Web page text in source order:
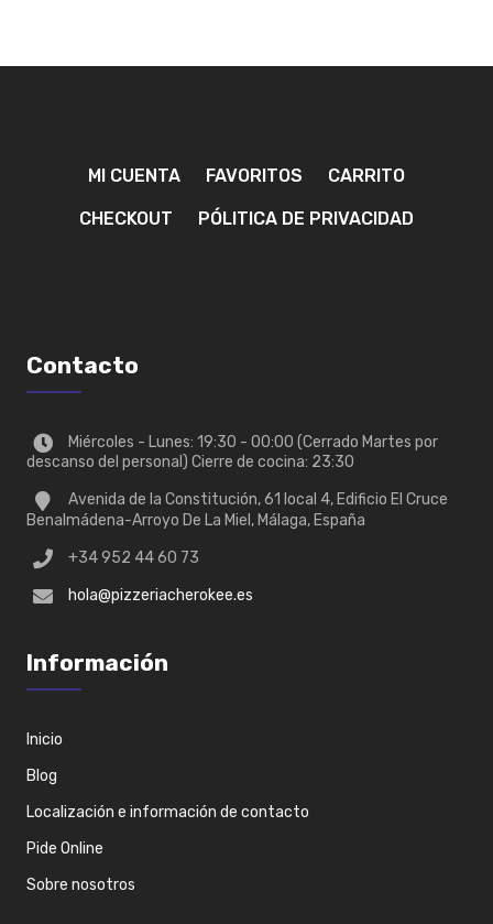
MI CUENTA FAVORITOS CARRITO
CHECKOUT PÓLITICA DE PRIVACIDAD
Contacto
Miércoles - Lunes: 19:30 - 00:00 (Cerrado Martes por
descanso del personal) Cierre de cocina: 23:30
Avenida de la Constitución, 61 local 4, Edificio El Cruce
Benalmádena-Arroyo De La Miel, Málaga, España
+34 952 44 60 73
hola@pizzeriacherokee.es
Información
Inicio
Blog
Localización e información de contacto
Pide Online
Sobre nosotros